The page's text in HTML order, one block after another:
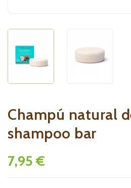
Champú natural
shampoo bar
7,95 €